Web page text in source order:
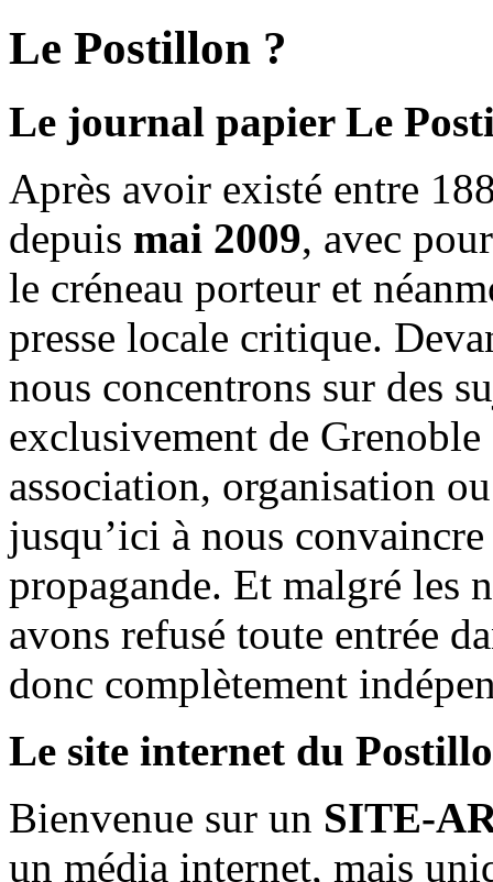
Le Postillon ?
Le journal papier Le
Après avoir existé entre
depuis mai 2009, avec
le créneau porteur et
presse locale critique.
nous concentrons sur des
exclusivement de
association, organisation
jusqu’ici à nous
propagande. Et malgré les
avons refusé toute entrée
donc complètement
Le site internet du
Bienvenue sur un SITE-
un média internet, mais